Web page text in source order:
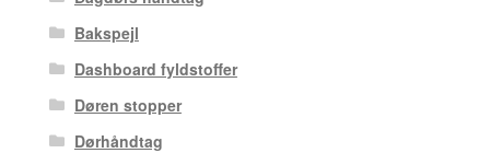
Bakspejl
Dashboard fyldstoffer
Døren stopper
Dørhåndtag